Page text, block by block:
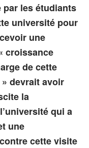
les étudiants
université pour
une
croissance
de cette
devrait avoir
la
qui a
une
cette visite